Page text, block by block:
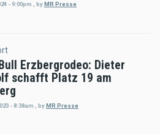
- 9:00pm , byMR Presse
Erzbergrodeo: Dieter
schafft Platz 19 am
- 8:38am byMR Presse